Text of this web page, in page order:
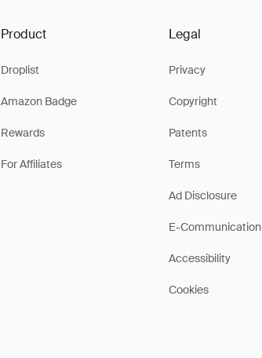
Product
Droplist
Amazon Badge
Rewards
For Affiliates
Legal
Privacy
Copyright
Patents
Terms
Ad Disclosure
E-Communication
Accessibility
Cookies